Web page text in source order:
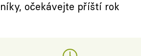
očekávejte příští rok